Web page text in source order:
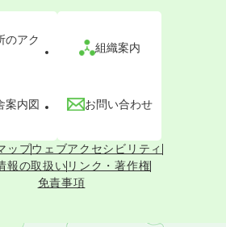
のアク
組織案内
案内図 お問い合わせ
ップウェブアクセシビリティ
報の取扱い リンク・著作権
免責事項